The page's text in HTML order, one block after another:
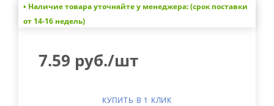
• Наличие товара уточняйте у менеджера: (срок поставки
от 14-16 недель)
7.59 руб./шт
КУПИТЬ В 1 КЛИК